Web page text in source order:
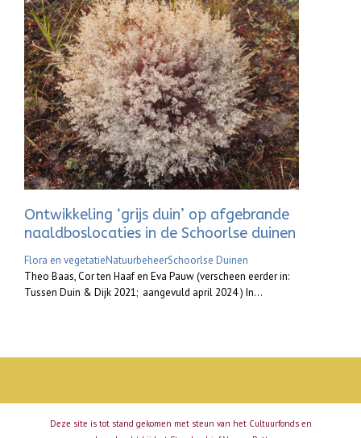
Ontwikkeling ‘grijs duin’ op afgebrande
naaldboslocaties in de Schoorlse duinen
Flora en vegetatieNatuurbeheerSchoorlse Duinen
Theo Baas, Cor ten Haaf en Eva Pauw (verscheen eerder in:
Tussen Duin & Dijk 2021; aangevuld april 2024 ) In...
Deze site is tot stand gekomen met steun van het Cultuurfonds en